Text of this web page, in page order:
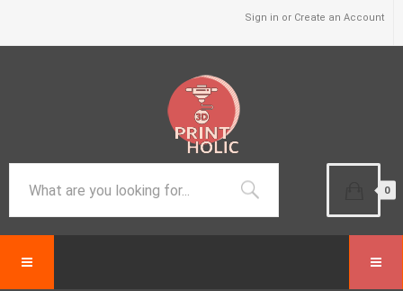
Sign in or Create an Account
0